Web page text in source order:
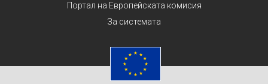
Портал на Европейската комисия
За системата